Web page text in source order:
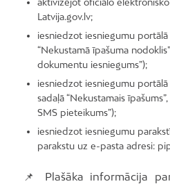
Latvija.gov.lv;
iesniedzot iesniegumu portālā
“Nekustamā īpašuma
dokumentu iesniegums”);
iesniedzot iesniegumu
sadaļā “Nekustamais
SMS pieteikums”);
iesniedzot iesniegumu
parakstu uz e-pasta adresi:
📌 Plašāka informācija